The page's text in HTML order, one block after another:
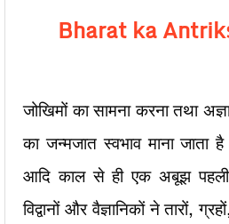
Bharat ka
जोखिमों का सामना करना तथा
का जन्मजात स्वभाव माना जाता
आदि काल से ही एक अबूझ
विद्वानों और वैज्ञानिकों ने तारों,